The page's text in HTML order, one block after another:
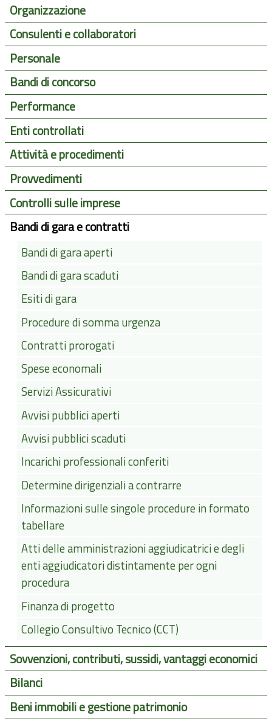
Organizzazione
Consulenti e collaboratori
Personale
Bandi di concorso
Performance
Enti controllati
Attività e procedimenti
Provvedimenti
Controlli sulle imprese
Bandi di gara e contratti
Bandi di gara aperti
Bandi di gara scaduti
Esiti di gara
Procedure di somma urgenza
Contratti prorogati
Spese economali
Servizi Assicurativi
Avvisi pubblici aperti
Avvisi pubblici scaduti
Incarichi professionali conferiti
Determine dirigenziali a contrarre
Informazioni sulle singole procedure in formato
tabellare
Atti delle amministrazioni aggiudicatrici e degli
enti aggiudicatori distintamente per ogni
procedura
Finanza di progetto
Collegio Consultivo Tecnico (CCT)
Sovvenzioni, contributi, sussidi, vantaggi economici
Bilanci
Beni immobili e gestione patrimonio